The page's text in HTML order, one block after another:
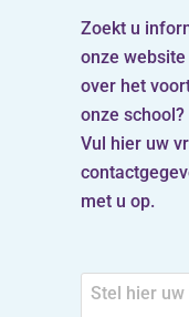
Zoekt u
onze
over het
onze
Vul hier uw
met u op.
Stel
hier